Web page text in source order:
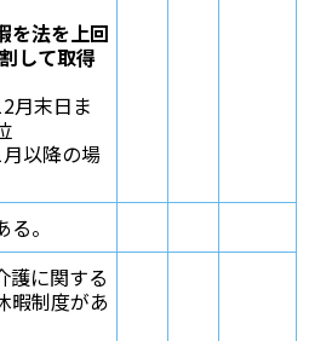
を法を上回
して取得
月末日ま
以降の場
。
護に関する
暇制度があ